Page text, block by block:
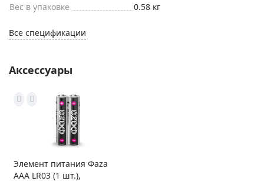
Вес в упаковке
0.58 кг
Все спецификации
Аксессуары
Элемент питания Фаza
AAA LR03 (1 шт.),